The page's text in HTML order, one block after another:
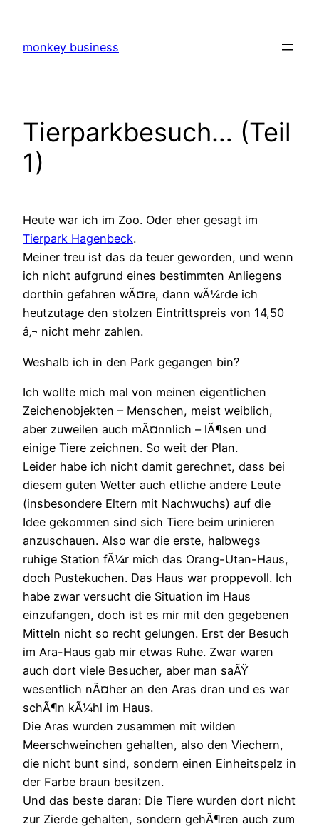
springen
monkey business
Tierparkbesuch… (Teil
1)
Heute war ich im Zoo. Oder eher gesagt im
Tierpark Hagenbeck.
Meiner treu ist das da teuer geworden, und wenn
ich nicht aufgrund eines bestimmten Anliegens
dorthin gefahren wÃ¤re, dann wÃ¼rde ich
heutzutage den stolzen Eintrittspreis von 14,50
â‚¬ nicht mehr zahlen.
Weshalb ich in den Park gegangen bin?
Ich wollte mich mal von meinen eigentlichen
Zeichenobjekten – Menschen, meist weiblich,
aber zuweilen auch mÃ¤nnlich – lÃ¶sen und
einige Tiere zeichnen. So weit der Plan.
Leider habe ich nicht damit gerechnet, dass bei
diesem guten Wetter auch etliche andere Leute
(insbesondere Eltern mit Nachwuchs) auf die
Idee gekommen sind sich Tiere beim urinieren
anzuschauen. Also war die erste, halbwegs
ruhige Station fÃ¼r mich das Orang-Utan-Haus,
doch Pustekuchen. Das Haus war proppevoll. Ich
habe zwar versucht die Situation im Haus
einzufangen, doch ist es mir mit den gegebenen
Mitteln nicht so recht gelungen. Erst der Besuch
im Ara-Haus gab mir etwas Ruhe. Zwar waren
auch dort viele Besucher, aber man saÃŸ
wesentlich nÃ¤her an den Aras dran und es war
schÃ¶n kÃ¼hl im Haus.
Die Aras wurden zusammen mit wilden
Meerschweinchen gehalten, also den Viechern,
die nicht bunt sind, sondern einen Einheitspelz in
der Farbe braun besitzen.
Und das beste daran: Die Tiere wurden dort nicht
zur Zierde gehalten, sondern gehÃ¶ren auch zum